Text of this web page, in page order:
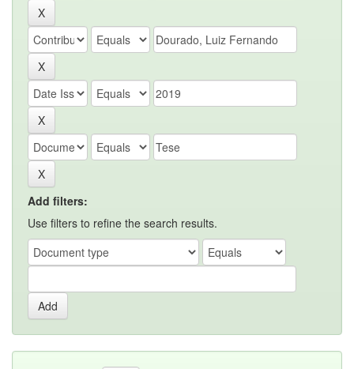
Add filters:
Use filters to refine the search results.